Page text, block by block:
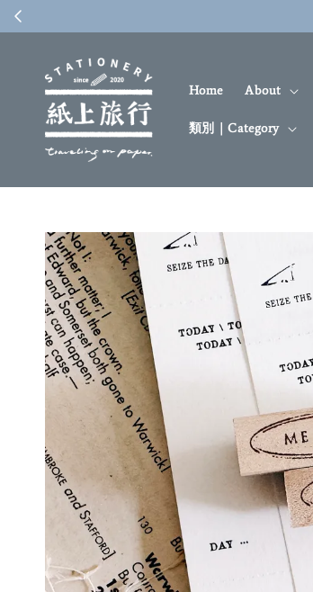
Home About
類別｜Category